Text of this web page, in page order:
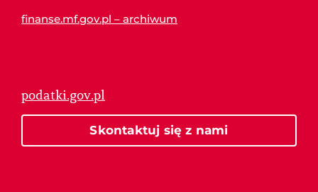
finanse.mf.gov.pl – archiwum
podatki.gov.pl
Skontaktuj się z nami